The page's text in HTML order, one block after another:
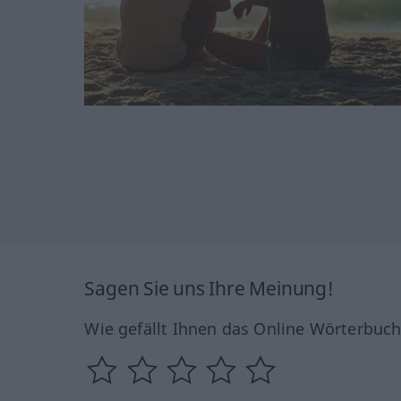
Sagen Sie uns Ihre Meinung!
Wie gefällt Ihnen das Online